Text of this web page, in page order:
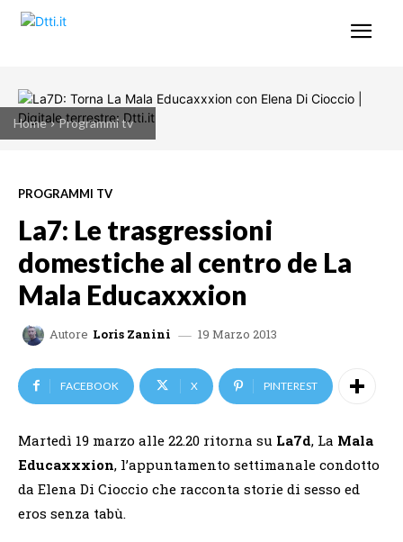
Home Programmi tv
PROGRAMMI TV
La7: Le trasgressioni
domestiche al centro de La
Mala Educaxxxion
Autore Loris Zanini 19 Marzo 2013
FACEBOOK X PINTEREST
Martedì 19 marzo alle 22.20 ritorna su La7d, La Mala
Educaxxxion, l’appuntamento settimanale condotto
da Elena Di Cioccio che racconta storie di sesso ed
eros senza tabù.